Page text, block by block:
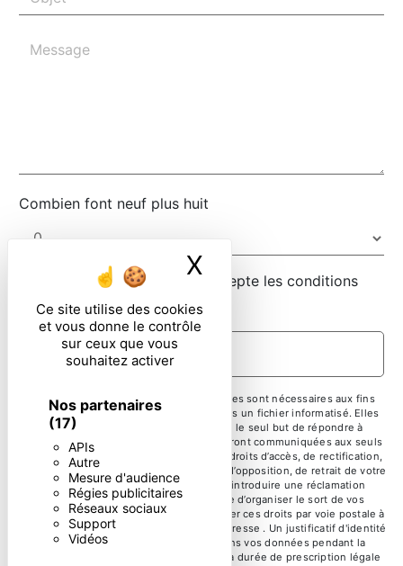
Ce site utilise des cookies
et vous donne le contrôle
sur ceux que vous
souhaitez activer
Nos partenaires
(17)
APIs
Autre
Mesure d'audience
Régies publicitaires
Réseaux sociaux
Support
Vidéos
X Masquer le
Combien font neuf plus huit
En cochant cette case, j'accepte les conditions
particulières ci-dessous **
ENVOYER
** Les données personnelles communiquées sont nécessaires aux fins
de vous contacter et sont enregistrées dans un fichier informatisé. Elles
sont destinées à et ses sous-traitants dans le seul but de répondre à
votre message. Les données collectées seront communiquées aux seuls
destinataires suivants: . Vous disposez de droits d’accès, de rectification,
d’effacement, de portabilité, de limitation, d’opposition, de retrait de votre
consentement à tout moment et du droit d’introduire une réclamation
auprès d’une autorité de contrôle, ainsi que d’organiser le sort de vos
données post-mortem. Vous pouvez exercer ces droits par voie postale à
l'adresse ou par courrier électronique à l'adresse . Un justificatif d'identité
pourra vous être demandé. Nous conservons vos données pendant la
période de prise de contact puis pendant la durée de prescription légale